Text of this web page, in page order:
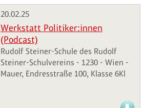
20.02.25
Werkstatt Politiker:innen
(Podcast)
Rudolf Steiner-Schule des Rudolf
Steiner-Schulvereins - 1230 - Wien -
Mauer, Endresstraße 100, Klasse 6Kl